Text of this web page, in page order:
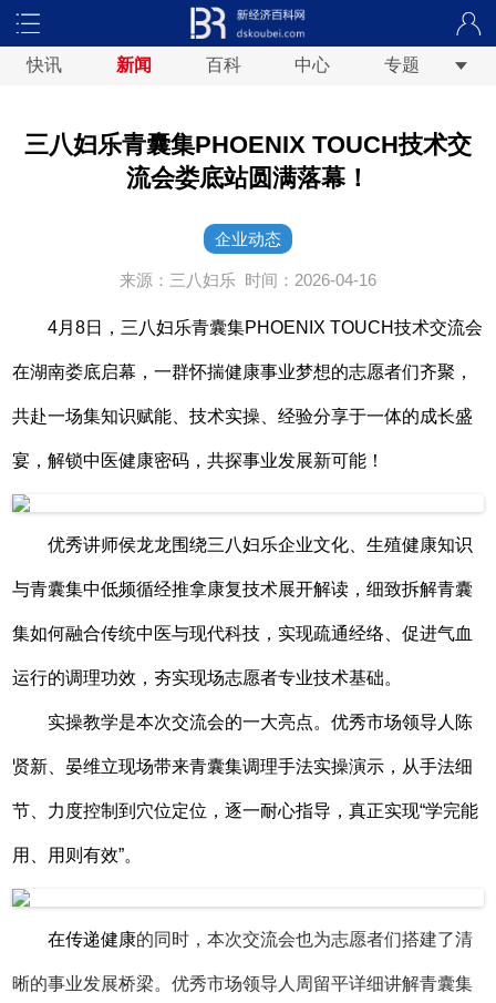
快讯 新闻 百科 中心 专题
三八妇乐青囊集PHOENIX TOUCH技术交
流会娄底站圆满落幕！
企业动态
来源：三八妇乐 时间：2026-04-16
4月8日，三八妇乐青囊集PHOENIX TOUCH技术交流会
在湖南娄底启幕，一群怀揣健康事业梦想的志愿者们齐聚，
共赴一场集知识赋能、技术实操、经验分享于一体的成长盛
宴，解锁中医健康密码，共探事业发展新可能！
优秀讲师侯龙龙围绕三八妇乐企业文化、生殖健康知识
与青囊集中低频循经推拿康复技术展开解读，细致拆解青囊
集如何融合传统中医与现代科技，实现疏通经络、促进气血
运行的调理功效，夯实现场志愿者专业技术基础。
实操教学是本次交流会的一大亮点。优秀市场领导人陈
贤新、晏维立现场带来青囊集调理手法实操演示，从手法细
节、力度控制到穴位定位，逐一耐心指导，真正实现“学完能
用、用则有效”。
在传递健康的同时，本次交流会也为志愿者们搭建了清
晰的事业发展桥梁。优秀市场领导人周留平详细讲解青囊集